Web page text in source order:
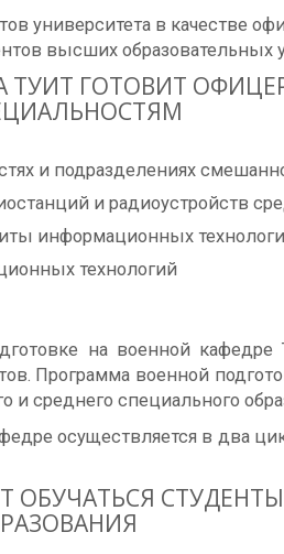
университета в качестве
высших
ТУИТ ГОТОВИТ
и подразделениях
и радиоустройств
информационных
технологий
на военной кафедре
Программа военной
среднего специального
осуществляется в два
ОБУЧАТЬСЯ